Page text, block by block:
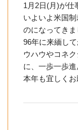
1月2日(月)が仕
いよいよ米国
のになってきま
96年に来緬し
ウハウやコネ
に、一歩一歩進
本年も宜しくお